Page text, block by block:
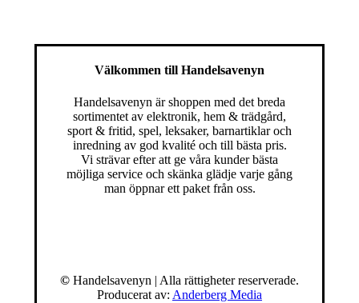
Välkommen till Handelsavenyn
Handelsavenyn är shoppen med det breda
sortimentet av elektronik, hem & trädgård,
sport & fritid, spel, leksaker, barnartiklar och
inredning av god kvalité och till bästa pris.
Vi strävar efter att ge våra kunder bästa
möjliga service och skänka glädje varje gång
man öppnar ett paket från oss.
© Handelsavenyn | Alla rättigheter reserverade.
Producerat av: Anderberg Media